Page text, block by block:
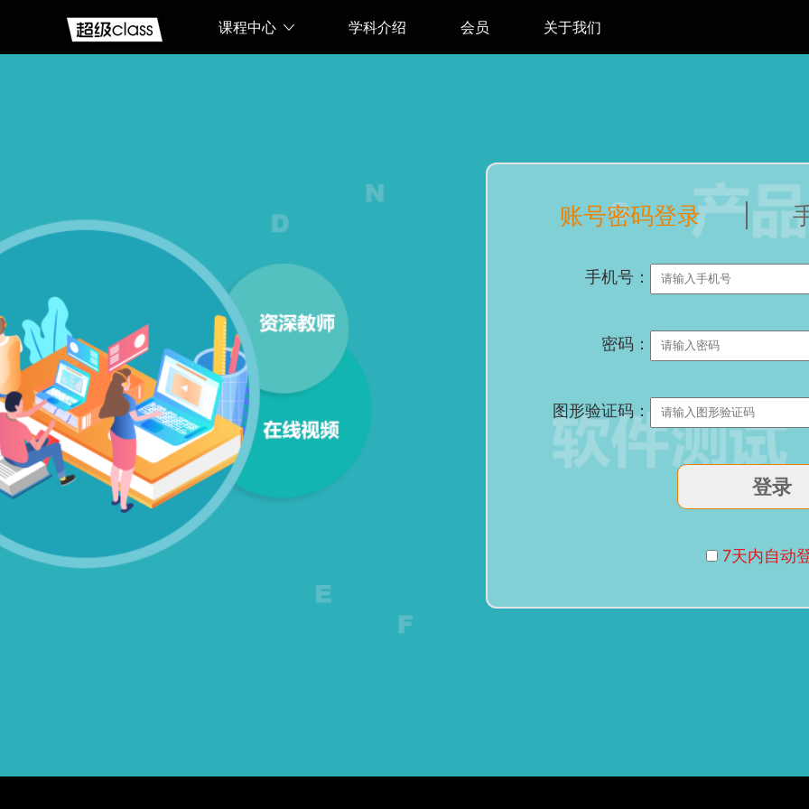
短视频
Python、
JAVA、
ui设计
培训、
新媒体
培训等
课程中心 学科介绍 会员 关于我们
账号密码登录
手机号：
密码：
图形验证码：
7天内自动